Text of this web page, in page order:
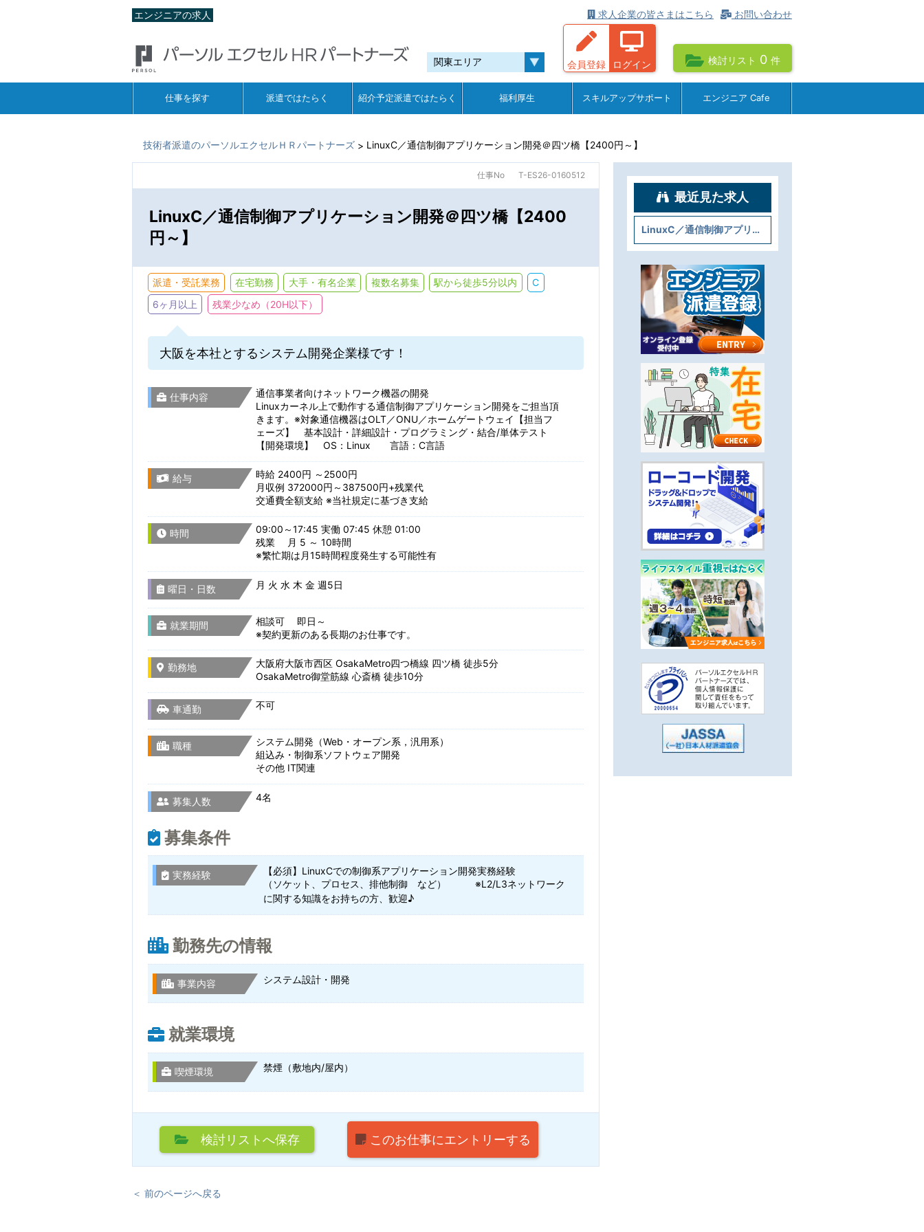
エンジニアの求人 お問い合わせ
求人企業の皆さまはこちら
会員登録 ログイン 検討リスト 0 件
仕事を探す 派遣ではたらく 紹介予定派遣ではたらく 福利厚生 スキルアップサポート エンジニア Cafe
技術者派遣のパーソルエクセルＨＲパートナーズ > LinuxC／通信制御アプリケーション開発＠四ツ橋【2400円～】
仕事No T-ES26-0160512
LinuxC／通信制御アプリケーション開発＠四ツ橋【2400
円～】
派遣・受託業務 在宅勤務 大手・有名企業 複数名募集 駅から徒歩5分以内
C
6ヶ月以上
残業少なめ（20H以下）
大阪を本社とするシステム開発企業様です！
仕事内容
通信事業者向けネットワーク機器の開発
Linuxカーネル上で動作する通信制御アプリケーション開発をご担当頂
きます。※対象通信機器はOLT／ONU／ホームゲートウェイ【担当フ
ェーズ】 基本設計・詳細設計・プログラミング・結合/単体テスト
【開発環境】 OS：Linux 言語：C言語
給与
時給 2400円 ～2500円
月収例 372000円～387500円+残業代
交通費全額支給 ※当社規定に基づき支給
時間
09:00～17:45 実働 07:45 休憩 01:00
残業 月 5 ～ 10時間
※繁忙期は月15時間程度発生する可能性有
曜日・日数 月 火 水 木 金 週5日
就業期間
相談可 即日～
※契約更新のある長期のお仕事です。
勤務地
大阪府大阪市西区 OsakaMetro四つ橋線 四ツ橋 徒歩5分
OsakaMetro御堂筋線 心斎橋 徒歩10分
車通勤 不可
職種
システム開発（Web・オープン系，汎用系）
組込み・制御系ソフトウェア開発
その他 IT関連
募集人数 4名
募集条件
実務経験
【必須】LinuxCでの制御系アプリケーション開発実務経験
（ソケット、プロセス、排他制御 など） ※L2/L3ネットワーク
に関する知識をお持ちの方、歓迎♪
勤務先の情報
事業内容 システム設計・開発
就業環境
喫煙環境 禁煙（敷地内/屋内）
検討リストへ保存 このお仕事にエントリーする
最近見た求人
LinuxC／通信制御アプリケーション開発＠四ツ橋【2400円～】
＜ 前のページへ戻る